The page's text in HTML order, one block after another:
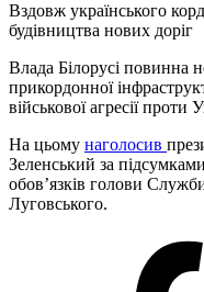
Вздовж українського
будівництва нових доріг
Влада Білорусі повинна
прикордонної
військової агресії проти
На цьому наголосив
Зеленський за
обов’язків голови
Луговського.